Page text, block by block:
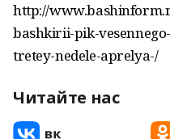
http://
bashkirii-pik-
tretey-nedele-aprelya-/
Читайте нас